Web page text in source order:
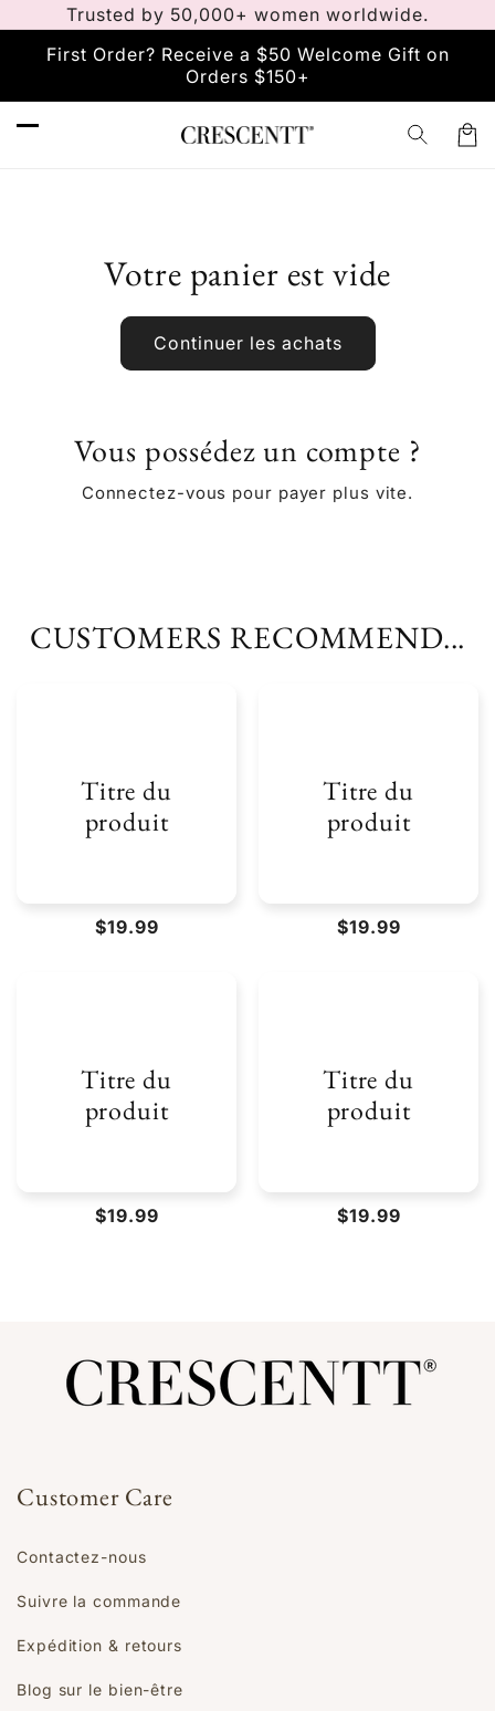
passer
au
contenu
Trusted by 50,000+ women worldwide.
First Order? Receive a $50 Welcome Gift on
Orders $150+
Votre panier est vide
Continuer les achats
Vous possédez un compte ?
Connectez-vous pour payer plus vite.
CUSTOMERS RECOMMEND...
Titre du
produit
Prix
$19.99
Titre du
produit
Prix
$19.99
Titre du
produit
Prix
$19.99
Titre du
produit
Prix
$19.99
Customer Care
Contactez-nous
Suivre la commande
Expédition & retours
Blog sur le bien-être